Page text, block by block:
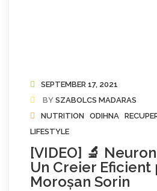
SEPTEMBER 17, 2021
BY SZABOLCS MADARAS
NUTRITION ODIHNA
LIFESTYLE
[VIDEO] 🔬
Un Creier Eficient
Moroșan Sorin